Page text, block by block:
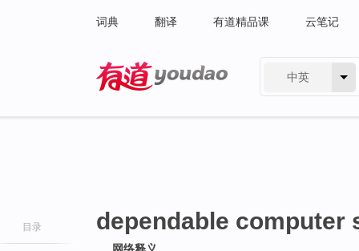
词典 翻译 有道精品课 云笔记
中英
目录 dependable computer